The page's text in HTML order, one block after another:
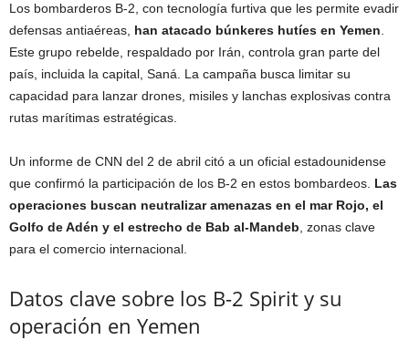
Los bombarderos B-2, con tecnología furtiva que les permite evadir
defensas antiaéreas, han atacado búnkeres hutíes en Yemen
Este grupo rebelde, respaldado por Irán, controla gran parte del
país, incluida la capital, Saná. La campaña busca limitar su
capacidad para lanzar drones, misiles y lanchas explosivas contra
rutas marítimas estratégicas.
Un informe de CNN del 2 de abril citó a un oficial estadounidense
que confirmó la participación de los B-2 en estos bombardeos. Las
operaciones buscan neutralizar amenazas en el mar Rojo, el
Golfo de Adén y el estrecho de Bab al-Mandeb , zonas clave
para el comercio internacional.
Datos clave sobre los B-2 Spirit y su
operación en Yemen